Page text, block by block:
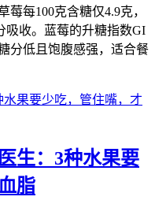
每100克含糖仅4.9克，
吸收。蓝莓的升糖指数GI
分低且饱腹感强，适合餐
生：3种水果要
脂